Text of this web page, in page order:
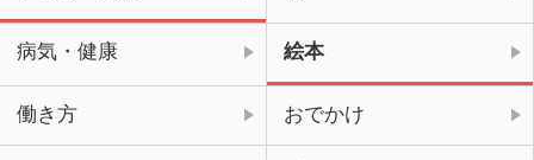
病気・健康 絵本
働き方 おでかけ